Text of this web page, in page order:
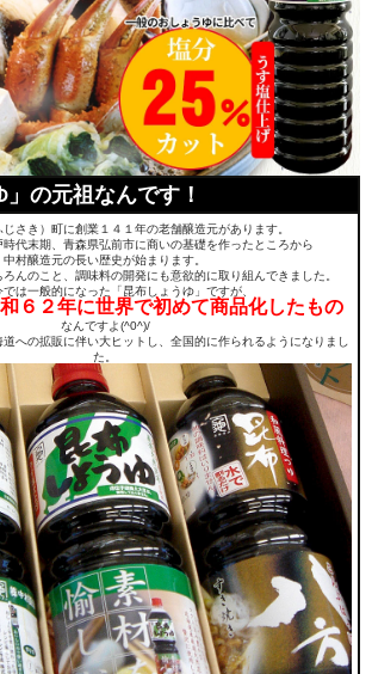
」の元祖なんです！
さき）町に創業１４１年の老舗醸造元があります。
代末期、青森県弘前市に商いの基礎を作ったところから
中村醸造元の長い歴史が始まります。
んのこと、調味料の開発にも意欲的に取り組んできました。
は一般的になった「昆布しょうゆ」ですが、
６２年に世界で初めて商品化したもの
なんですよ(^0^)/
への拡販に伴い大ヒットし、全国的に作られるようになりまし
た。